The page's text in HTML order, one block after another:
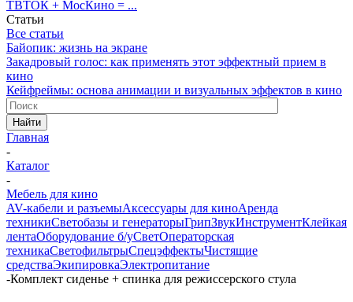
ТВТОК + МосКино = ...
Статьи
Все статьи
Байопик: жизнь на экране
Закадровый голос: как применять этот эффектный прием в
кино
Кейфреймы: основа анимации и визуальных эффектов в кино
Найти
Главная
-
Каталог
-
Мебель для кино
AV-кабели и разъемыАксессуары для киноАренда
техникиСветобазы и генераторыГрипЗвукИнструментКлейкая
лентаОборудование б/уСветОператорская
техникаСветофильтрыСпецэффектыЧистящие
средстваЭкипировкаЭлектропитание
-Комплект сиденье + спинка для режиссерского стула